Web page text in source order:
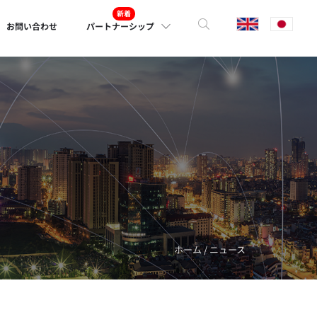
お問い合わせ パートナーシップ
ホーム / ニュース